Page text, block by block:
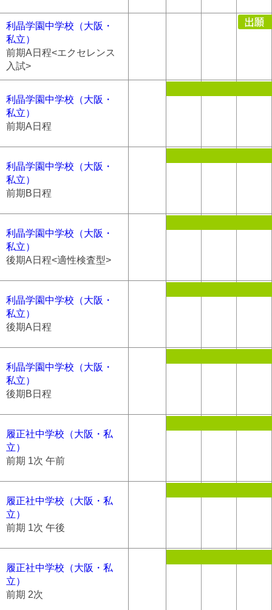
利晶学園中学校（大阪・
私立）
前期A日程<エクセレンス
入試>
利晶学園中学校（大阪・
私立）
前期A日程
利晶学園中学校（大阪・
私立）
前期B日程
利晶学園中学校（大阪・
私立）
後期A日程<適性検査型>
利晶学園中学校（大阪・
私立）
後期A日程
利晶学園中学校（大阪・
私立）
後期B日程
履正社中学校（大阪・私
立）
前期 1次 午前
履正社中学校（大阪・私
立）
前期 1次 午後
履正社中学校（大阪・私
立）
前期 2次